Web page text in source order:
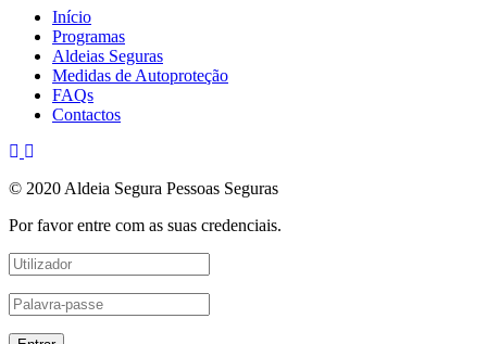
Início
Programas
Aldeias Seguras
Medidas de Autoproteção
FAQs
Contactos
© 2020 Aldeia Segura Pessoas Seguras
Por favor entre com as suas credenciais.